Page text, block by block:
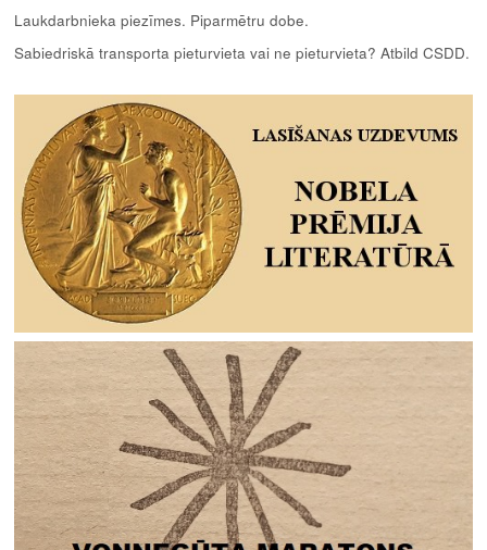
Laukdarbnieka piezīmes. Piparmētru dobe.
Sabiedriskā transporta pieturvieta vai ne pieturvieta? Atbild CSDD.